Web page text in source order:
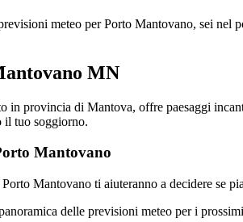
meteo per Porto Mantovano, sei
MN
in provincia di Mantova, offre paesaggi
il tuo soggiorno.
Mantovano
Mantovano ti aiuteranno a decidere se
delle previsioni meteo per i